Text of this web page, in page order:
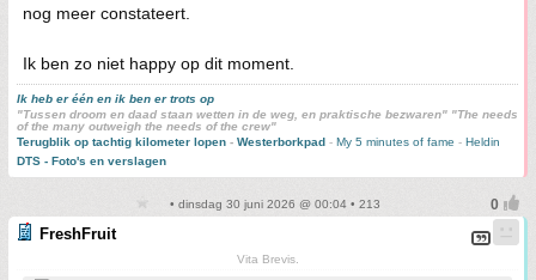
nog meer constateert.
Ik ben zo niet happy op dit moment.
Ik heb er één en ik ben er trots op
"Tussen droom en daad staan wetten in de weg, en praktische bezwaren" "The needs
of the many outweigh the needs of the crew"
Terugblik op tachtig kilometer lopen - Westerborkpad - My 5 minutes of fame - Heldin
DTS - Foto's en verslagen
• dinsdag 30 juni 2026 @ 00:04 • 213
FreshFruit
Vita Brevis.